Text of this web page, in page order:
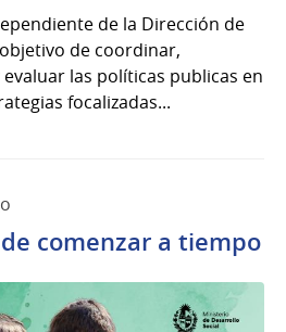
de la Dirección de
de coordinar,
las políticas publicas en
focalizadas...
comenzar a tiempo